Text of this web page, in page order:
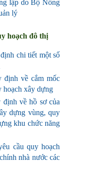
lập do Bộ Nông
lý
hoạch đô thị
chi tiết một số
định về cắm mốc
hoạch xây dựng
về hồ sơ của
dựng vùng, quy
khu chức năng
cầu quy hoạch
nhà nước các